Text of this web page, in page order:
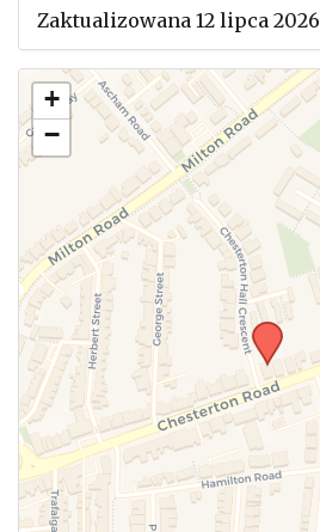
Zaktualizowana 12 lipca 2026
+
−